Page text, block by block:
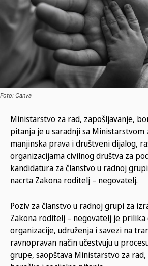
Foto: Canva
Ministarstvo za rad, zapošljavanje,
pitanja je u saradnji sa Ministarstvom
manjinska prava i društveni dijalog,
organizacijama civilnog društva za
kandidatura za članstvo u radnoj
nacrta Zakona roditelj – negovatelj.
Poziv za članstvo u radnoj grupi za
Zakona roditelj – negovatelj je prilika
organizacije, udruženja i savezi na
ravnopravan način učestvuju u
grupe, saopštava Ministarstvo za rad,